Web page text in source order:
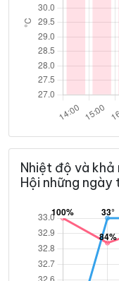
Nhiệt độ và khả
Hội những ngày